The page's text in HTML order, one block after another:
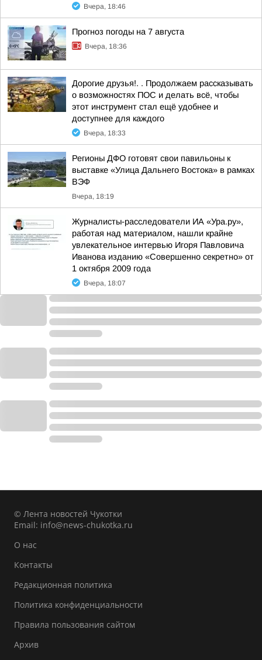
Вчера, 18:46
Прогноз погоды на 7 августа
Вчера, 18:36
Дорогие друзья!. . Продолжаем рассказывать
о возможностях ПОС и делать всё, чтобы
этот инструмент стал ещё удобнее и
доступнее для каждого
Вчера, 18:33
Регионы ДФО готовят свои павильоны к
выставке «Улица Дальнего Востока» в рамках
ВЭФ
Вчера, 18:19
Журналисты-расследователи ИА «Ура.ру»,
работая над материалом, нашли крайне
увлекательное интервью Игоря Павловича
Иванова изданию «Совершенно секретно» от
1 октября 2009 года
Вчера, 18:07
© Лента новостей Чукотки
Email: info@news-chukotka.ru
О нас
Контакты
Редакционная политика
Политика конфиденциальности
Правила пользования сайтом
Архив